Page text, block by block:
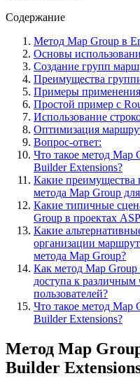
Содержание
Метод Map Group в
Основы
Создание групп
Преимущества
Примеры
Простой пример с
Использование
Оптимизация
Вопрос-ответ:
Что такое метод Map
Builder Extensions?
Какие преимущества
метода Map Group
Какие типичные
Group в проектах
Какие
организации
метода Map Group?
Как метод Map
доступа к различным
пользователей?
Что такое метод Map
Builder Extensions?
Метод Map
Builder